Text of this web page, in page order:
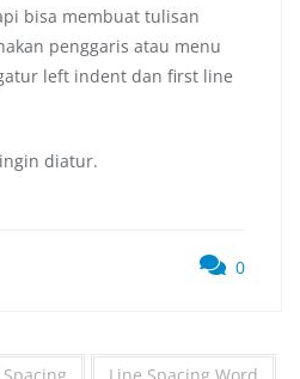
bisa membuat tulisan
penggaris atau menu
left indent dan first line
diatur.
0